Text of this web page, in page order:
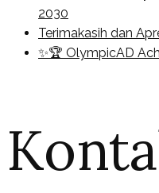
2030
Terimakasih dan
✨🏆 OlympicAD